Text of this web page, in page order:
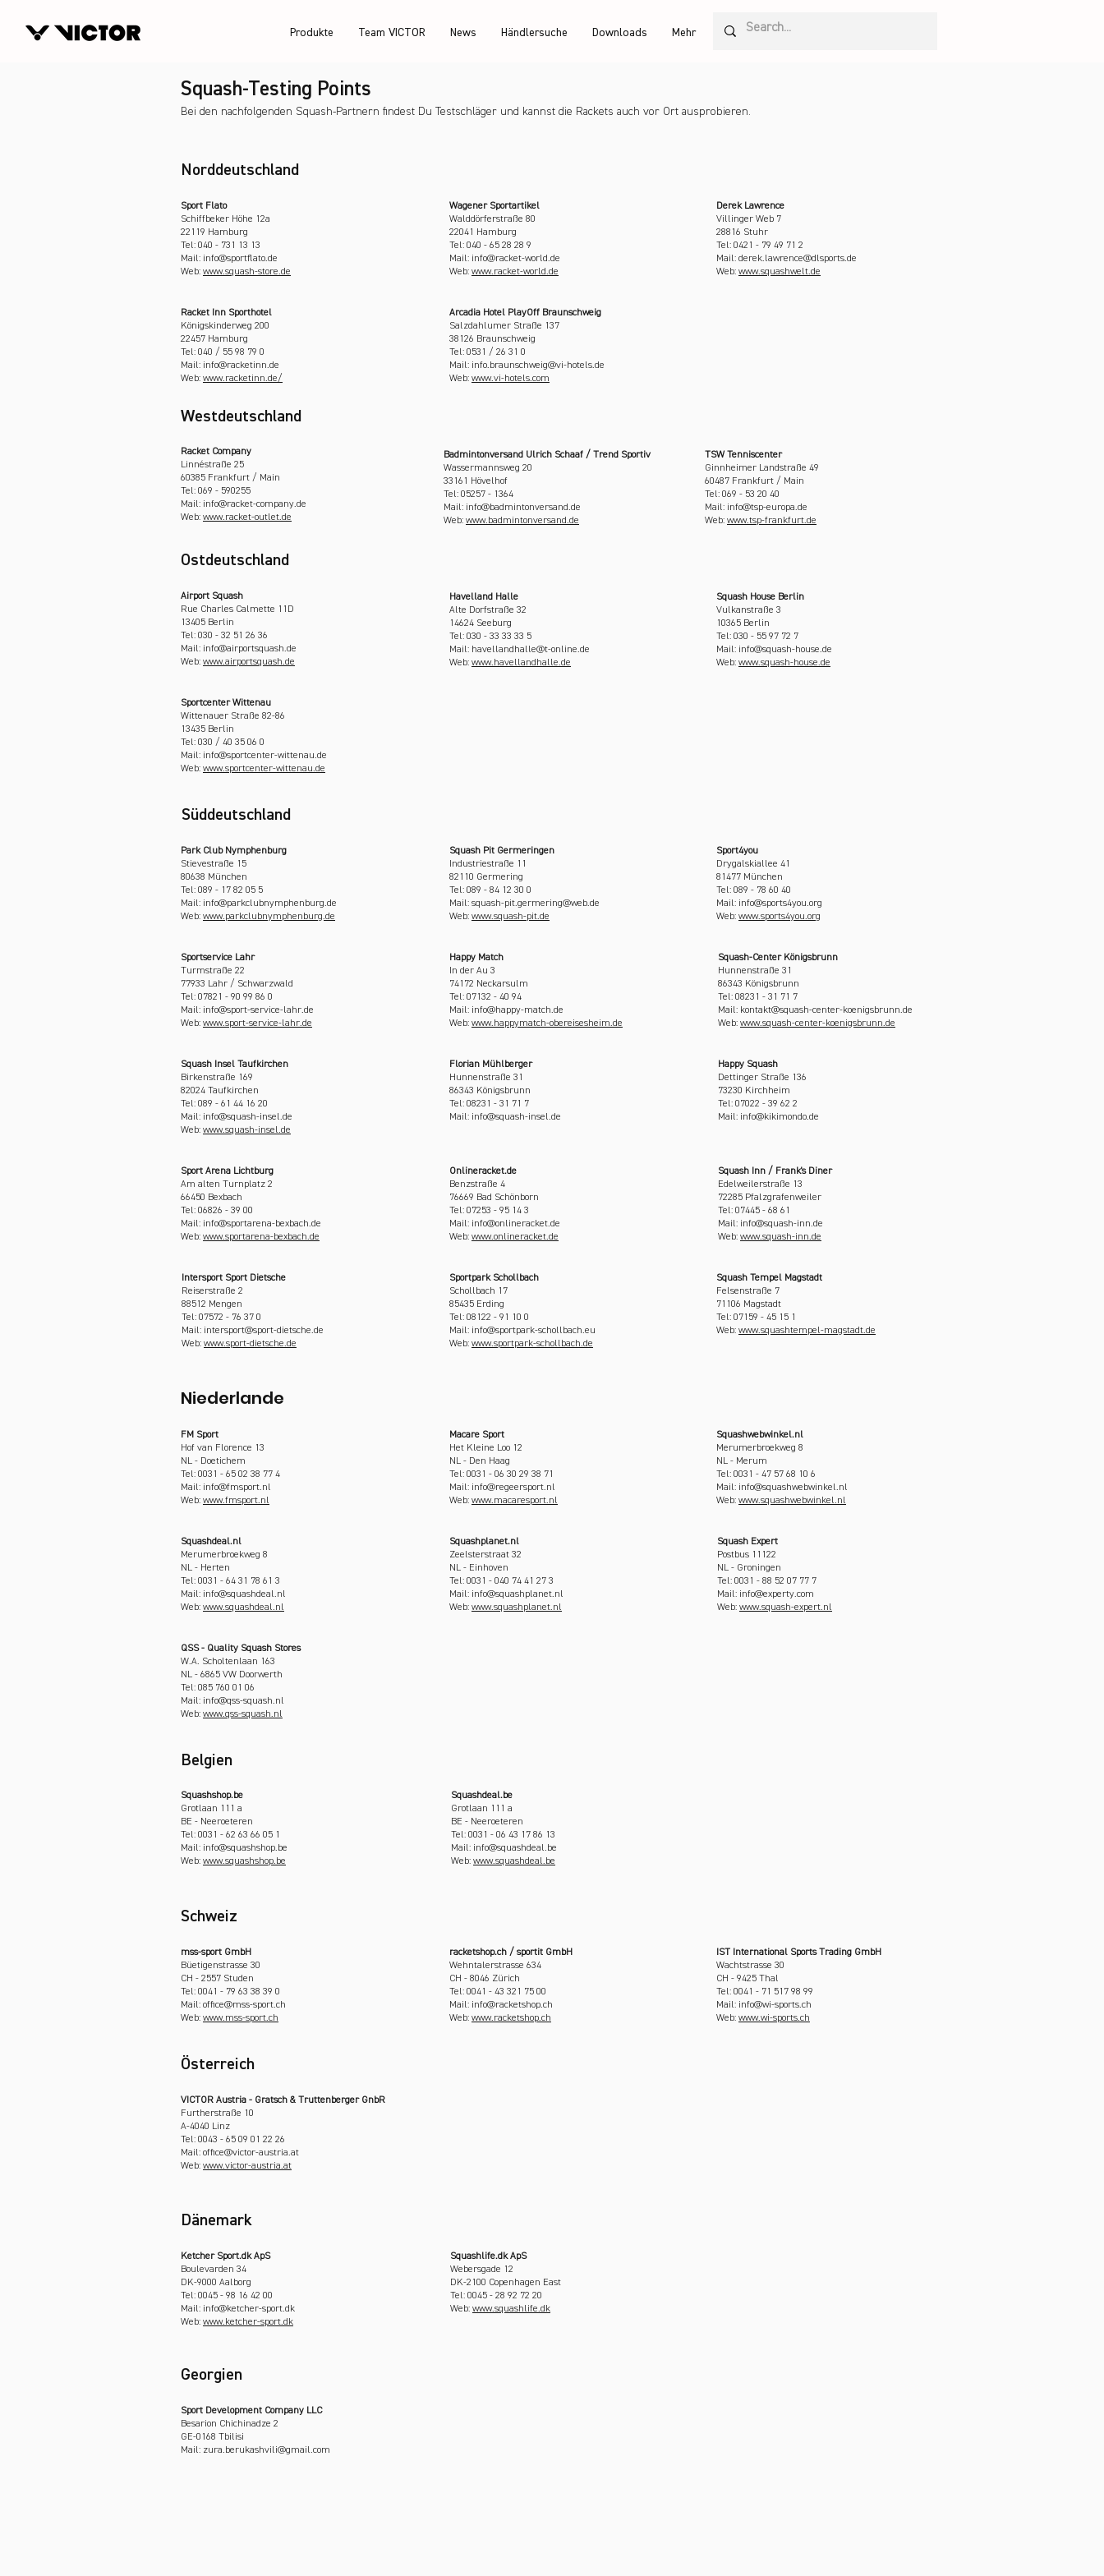
Produkte Team VICTOR News Händlersuche Downloads Mehr
Squash-Testing Points
Bei den nachfolgenden Squash-Partnern findest Du Testschläger und kannst die Rackets auch vor Ort ausprobieren.
Norddeutschland
Westdeutschland
Sport Flato
Schiffbeker Höhe 12a
22119 Hamburg
Tel: 040 - 731 13 13
Mail: info@sportflato.de
Web: www.squash-store.de
Racket Inn Sporthotel
Königskinderweg 200
22457 Hamburg
Tel: 040 / 55 98 79 0
Mail: info@racketinn.de
Web: www.racketinn.de/
Ostdeutschland
Racket Company
Linnéstraße 25
60385 Frankfurt / Main
Tel: 069 - 590255
Mail: info@racket-company.de
Web: www.racket-outlet.de
Süddeutschland
Airport Squash
Rue Charles Calmette 11D
13405 Berlin
Tel: 030 - 32 51 26 36
Mail: info@airportsquash.de
Web: www.airportsquash.de
Sportcenter Wittenau
Wittenauer Straße 82-86
13435 Berlin
Tel: 030 / 40 35 06 0
Mail: info@sportcenter-wittenau.de
Web: www.sportcenter-wittenau.de
Park Club Nymphenburg
Stievestraße 15
80638 München
Tel: 089 - 17 82 05 5
Mail: info@parkclubnymphenburg.de
Web: www.parkclubnymphenburg.de
Sportservice Lahr
Turmstraße 22
77933 Lahr / Schwarzwald
Tel: 07821 - 90 99 86 0
Mail: info@sport-service-lahr.de
Web: www.sport-service-lahr.de
Squash Insel Taufkirchen
Birkenstraße 169
82024 Taufkirchen
Tel: 089 - 61 44 16 20
Mail: info@squash-insel.de
Web: www.squash-insel.de
Sport Arena Lichtburg
Am alten Turnplatz 2
66450 Bexbach
Tel: 06826 - 39 00
Mail: info@sportarena-bexbach.de
Web: www.sportarena-bexbach.de
Intersport Sport Dietsche
Reiserstraße 2
88512 Mengen
Tel: 07572 - 76 37 0
Mail: intersport@sport-dietsche.de
Web: www.sport-dietsche.de
Wagener Sportartikel
Walddörferstraße 80
22041 Hamburg
Tel: 040 - 65 28 28 9
Mail: info@racket-world.de
Web: www.racket-world.de
Arcadia Hotel PlayOff Braunschweig
Salzdahlumer Straße 137
38126 Braunschweig
Tel: 0531 / 26 31 0
Mail: info.braunschweig@vi-hotels.de
Web: www.vi-hotels.com
Badmintonversand Ulrich Schaaf / Trend Sportiv
Wassermannsweg 20
33161 Hövelhof
Tel: 05257 - 1364
Mail: info@badmintonversand.de
Web: www.badmintonversand.de
Havelland Halle
Alte Dorfstraße 32
14624 Seeburg
Tel: 030 - 33 33 33 5
Mail: havellandhalle@t-online.de
Web: www.havellandhalle.de
Squash Pit Germeringen
Industriestraße 11
82110 Germering
Tel: 089 - 84 12 30 0
Mail: squash-pit.germering@web.de
Web: www.squash-pit.de
Happy Match
In der Au 3
74172 Neckarsulm
Tel: 07132 - 40 94
Mail: info@happy-match.de
Web: www.happymatch-obereisesheim.de
Florian Mühlberger
Hunnenstraße 31
86343 Königsbrunn
Tel: 08231 - 31 71 7
Mail: info@squash-insel.de
Onlineracket.de
Benzstraße 4
76669 Bad Schönborn
Tel: 07253 - 95 14 3
Mail: info@onlineracket.de
Web: www.onlineracket.de
Sportpark Schollbach
Schollbach 17
85435 Erding
Tel: 08122 - 91 10 0
Mail: info@sportpark-schollbach.eu
Web: www.sportpark-schollbach.de
Derek Lawrence
Villinger Web 7
28816 Stuhr
Tel: 0421 - 79 49 71 2
Mail: derek.lawrence@dlsports.de
Web: www.squashwelt.de
TSW Tenniscenter
Ginnheimer Landstraße 49
60487 Frankfurt / Main
Tel: 069 - 53 20 40
Mail: info@tsp-europa.de
Web: www.tsp-frankfurt.de
Squash House Berlin
Vulkanstraße 3
10365 Berlin
Tel: 030 - 55 97 72 7
Mail: info@squash-house.de
Web: www.squash-house.de
Sport4you
Drygalskiallee 41
81477 München
Tel: 089 - 78 60 40
Mail: info@sports4you.org
Web: www.sports4you.org
Squash-Center Königsbrunn
Hunnenstraße 31
86343 Königsbrunn
Tel: 08231 - 31 71 7
Mail: kontakt@squash-center-koenigsbrunn.de
Web: www.squash-center-koenigsbrunn.de
Happy Squash
Dettinger Straße 136
73230 Kirchheim
Tel: 07022 - 39 62 2
Mail: info@kikimondo.de
Squash Inn / Frank's Diner
Edelweilerstraße 13
72285 Pfalzgrafenweiler
Tel: 07445 - 68 61
Mail: info@squash-inn.de
Web: www.squash-inn.de
Squash Tempel Magstadt
Felsenstraße 7
71106 Magstadt
Tel: 07159 - 45 15 1
Web: www.squashtempel-magstadt.de
Niederlande
FM Sport
Hof van Florence 13
NL - Doetichem
Tel: 0031 - 65 02 38 77 4
Mail: info@fmsport.nl
Web: www.fmsport.nl
Squashdeal.nl
Merumerbroekweg 8
NL - Herten
Tel: 0031 - 64 31 78 61 3
Mail: info@squashdeal.nl
Web: www.squashdeal.nl
QSS - Quality Squash Stores
W.A. Scholtenlaan 163
NL - 6865 VW Doorwerth
Tel: 085 760 01 06
Mail: info@qss-squash.nl
Web: www.qss-squash.nl
Belgien
Macare Sport
Het Kleine Loo 12
NL - Den Haag
Tel: 0031 - 06 30 29 38 71
Mail: info@regeersport.nl
Web: www.macaresport.nl
Squashplanet.nl
Zeelsterstraat 32
NL - Einhoven
Tel: 0031 - 040 74 41 27 3
Mail: info@squashplanet.nl
Web: www.squashplanet.nl
Squashwebwinkel.nl
Merumerbroekweg 8
NL - Merum
Tel: 0031 - 47 57 68 10 6
Mail: info@squashwebwinkel.nl
Web: www.squashwebwinkel.nl
Squash Expert
Postbus 11122
NL - Groningen
Tel: 0031 - 88 52 07 77 7
Mail: info@experty.com
Web: www.squash-expert.nl
Squashshop.be
Grotlaan 111 a
BE - Neeroeteren
Tel: 0031 - 62 63 66 05 1
Mail: info@squashshop.be
Web: www.squashshop.be
Squashdeal.be
Grotlaan 111 a
BE - Neeroeteren
Tel: 0031 - 06 43 17 86 13
Mail: info@squashdeal.be
Web: www.squashdeal.be
Schweiz
Österreich
mss-sport GmbH
Büetigenstrasse 30
CH - 2557 Studen
Tel: 0041 - 79 63 38 39 0
Mail: office@mss-sport.ch
Web: www.mss-sport.ch
racketshop.ch / sportit GmbH
Wehntalerstrasse 634
CH - 8046 Zürich
Tel: 0041 - 43 321 75 00
Mail: info@racketshop.ch
Web: www.racketshop.ch
IST International Sports Trading GmbH
Wachtstrasse 30
CH - 9425 Thal
Tel: 0041 - 71 517 98 99
Mail: info@wi-sports.ch
Web: www.wi-sports.ch
VICTOR Austria - Gratsch & Truttenberger GnbR
Furtherstraße 10
A-4040 Linz
Tel: 0043 - 65 09 01 22 26
Mail: office@victor-austria.at
Web: www.victor-austria.at
Dänemark
Ketcher Sport.dk ApS
Boulevarden 34
DK-9000 Aalborg
Tel: 0045 - 98 16 42 00
Mail: info@ketcher-sport.dk
Web: www.ketcher-sport.dk
Squashlife.dk ApS
Webersgade 12
DK-2100 Copenhagen East
Tel: 0045 - 28 92 72 20
Web: www.squashlife.dk
Georgien
Sport Development Company LLC
Besarion Chichinadze 2
GE-0168 Tbilisi
Mail: zura.berukashvili@gmail.com